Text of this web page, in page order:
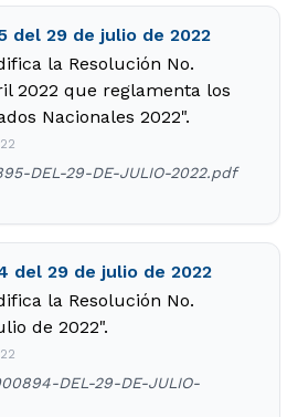
del 29 de julio de 2022
la Resolución No.
2022 que reglamenta los
Nacionales 2022".
DEL-29-DE-JULIO-2022.pdf
del 29 de julio de 2022
la Resolución No.
de 2022".
DEL-29-DE-JULIO-